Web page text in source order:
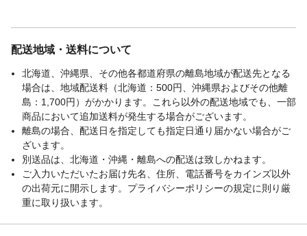
配送地域・送料について
北海道、沖縄県、その他各都道府県の離島地域が配送先となる
場合は、地域配送料（北海道：500円、沖縄県およびその他離
島：1,700円）がかかります。これら以外の配送地域でも、一部
商品において追加送料が発生する場合がございます。
離島の場合、配送日を指定しても指定日通り届かない場合がご
ざいます。
別送品は、北海道・沖縄・離島への配送は致しかねます。
ご入力いただいたお届け先名、住所、電話番号をカインズ以外
の出荷元に開示します。プライバシーポリシーの規定に則り厳
重に取り扱います。